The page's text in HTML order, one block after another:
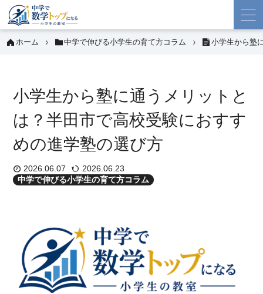
ホーム 中学で伸びる小学生の育て方コラム 小学生から塾
小学生から塾に通うメリットと
は？半田市で高校受験におすす
めの進学塾の選び方
2026.06.07
2026.06.23
中学で伸びる小学生の育て方コラム